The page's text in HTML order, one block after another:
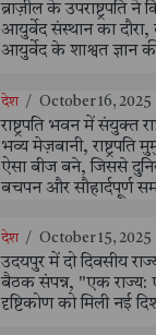
ब्राज़ील के उपराष्ट्रपति
आयुर्वेद संस्थान का दौरा,
आयुर्वेद के शाश्वत ज्ञान
देश / October 16, 2025
राष्ट्रपति भवन में संयुक्त
भव्य मेज़बानी, राष्ट्रपति
ऐसा बीज बने, जिससे
बचपन और सौहार्दपूर्ण
देश / October 15, 2025
उदयपुर में दो दिवसीय
बैठक संपन्न, "एक राज्य:
दृष्टिकोण को मिली नई